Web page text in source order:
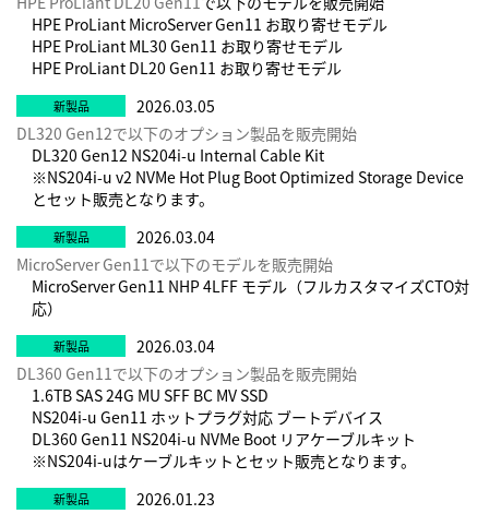
HPE ProLiant MicroServer Gen11 お取り寄せモデル
HPE ProLiant ML30 Gen11 お取り寄せモデル
HPE ProLiant DL20 Gen11 お取り寄せモデル
2026.03.05
DL320 Gen12で以下のオプション製品を販売開始
DL320 Gen12 NS204i-u Internal Cable Kit
※NS204i-u v2 NVMe Hot Plug Boot Optimized Storage Device
とセット販売となります。
2026.03.04
MicroServer Gen11で以下のモデルを販売開始
MicroServer Gen11 NHP 4LFF モデル（フルカスタマイズCTO対
応）
2026.03.04
DL360 Gen11で以下のオプション製品を販売開始
1.6TB SAS 24G MU SFF BC MV SSD
NS204i-u Gen11 ホットプラグ対応 ブートデバイス
DL360 Gen11 NS204i-u NVMe Boot リアケーブルキット
※NS204i-uはケーブルキットとセット販売となります。
2026.01.23